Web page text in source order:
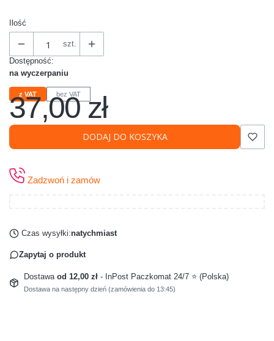
Ilość
szt.
Dostępność:
na wyczerpaniu
z VAT bez VAT
Cena
37,00 zł
DODAJ DO KOSZYKA
Zadzwoń i zamów
Czas wysyłki:natychmiast
Zapytaj o produkt
Dostawa od 12,00 zł - InPost Paczkomat 24/7 ⭐ (Polska)
Dostawa na następny dzień (zamówienia do 13:45)